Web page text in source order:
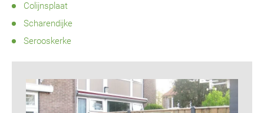
Colijnsplaat
Scharendijke
Serooskerke